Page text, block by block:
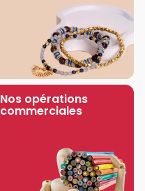
Nos opérations
commerciales